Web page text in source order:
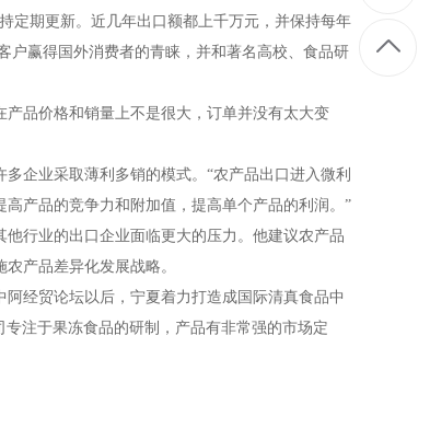
定期更新。近几年出口额都上千万元，并保持每年
户赢得国外消费者的青睐，并和著名高校、食品研
品价格和销量上不是很大，订单并没有太大变
企业采取薄利多销的模式。 “农产品出口进入微利
产品的竞争力和附加值，提高单个产品的利润。 ”
行业的出口企业面临更大的压力。他建议农产品
产品差异化发展战略。
经贸论坛以后，宁夏着力打造成国际清真食品中
注于果冻食品的研制，产品有非常强的市场定